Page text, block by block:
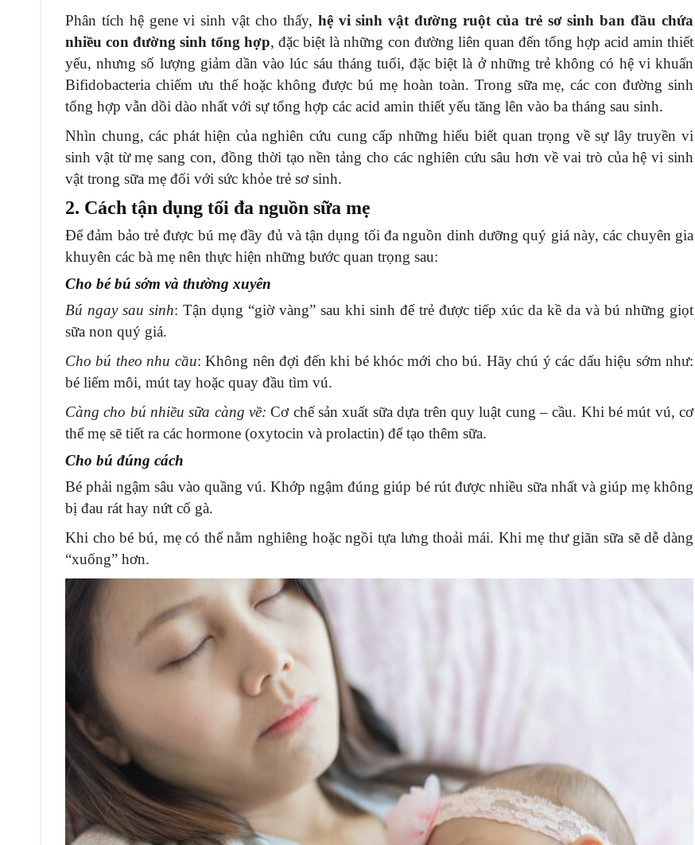
Phân tích hệ gene vi sinh vật cho thấy, hệ vi sinh vật đường ruột của trẻ sơ sinh ban đầu chứa
nhiều con đường sinh tổng hợp, đặc biệt là những con đường liên quan đến tổng hợp acid amin thiết
yếu, nhưng số lượng giảm dần vào lúc sáu tháng tuổi, đặc biệt là ở những trẻ không có hệ vi khuẩn
Bifidobacteria chiếm ưu thế hoặc không được bú mẹ hoàn toàn. Trong sữa mẹ, các con đường sinh
tổng hợp vẫn dồi dào nhất với sự tổng hợp các acid amin thiết yếu tăng lên vào ba tháng sau sinh.
Nhìn chung, các phát hiện của nghiên cứu cung cấp những hiểu biết quan trọng về sự lây truyền vi
sinh vật từ mẹ sang con, đồng thời tạo nền tảng cho các nghiên cứu sâu hơn về vai trò của hệ vi sinh
vật trong sữa mẹ đối với sức khỏe trẻ sơ sinh.
2. Cách tận dụng tối đa nguồn sữa mẹ
Để đảm bảo trẻ được bú mẹ đầy đủ và tận dụng tối đa nguồn dinh dưỡng quý giá này, các chuyên gia
khuyên các bà mẹ nên thực hiện những bước quan trọng sau:
Cho bé bú sớm và thường xuyên
Bú ngay sau sinh: Tận dụng “giờ vàng” sau khi sinh để trẻ được tiếp xúc da kề da và bú những giọt
sữa non quý giá.
Cho bú theo nhu cầu: Không nên đợi đến khi bé khóc mới cho bú. Hãy chú ý các dấu hiệu sớm như:
bé liếm môi, mút tay hoặc quay đầu tìm vú.
Càng cho bú nhiều sữa càng về: Cơ chế sản xuất sữa dựa trên quy luật cung – cầu. Khi bé mút vú, cơ
thể mẹ sẽ tiết ra các hormone (oxytocin và prolactin) để tạo thêm sữa.
Cho bú đúng cách
Bé phải ngậm sâu vào quầng vú. Khớp ngậm đúng giúp bé rút được nhiều sữa nhất và giúp mẹ không
bị đau rát hay nứt cổ gà.
Khi cho bé bú, mẹ có thể nằm nghiêng hoặc ngồi tựa lưng thoải mái. Khi mẹ thư giãn sữa sẽ dễ dàng
“xuống” hơn.